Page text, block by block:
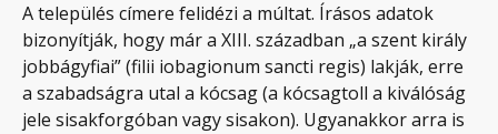
A település címere felidézi a múltat. Írásos adatok
bizonyítják, hogy már a XIII. században „a szent király
jobbágyfiai” (filii iobagionum sancti regis) lakják, erre
a szabadságra utal a kócsag (a kócsagtoll a kiválóság
jele sisakforgóban vagy sisakon). Ugyanakkor arra is